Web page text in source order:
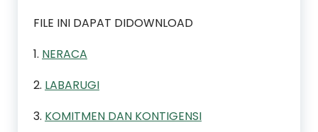
FILE INI DAPAT DIDOWNLOAD
1. NERACA
2. LABARUGI
3. KOMITMEN DAN KONTIGENSI